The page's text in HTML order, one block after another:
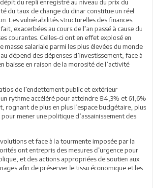
du repli enregistré au niveau du prix du
du taux de change du dinar constitue un réel
Les vulnérabilités structurelles des finances
exacerbées au cours de l’an passé à cause du
courantes. Celles-ci ont en effet explosé en
masse salariale parmi les plus élevées du monde
dépend des dépenses d’investissement, face à
baisse en raison de la morosité de l’activité
de l’endettement public et extérieur
rythme accéléré pour atteindre 84,3% et 61,6%
rognant de plus en plus l’espace budgétaire, plus
pour mener une politique d’assainissement des
et face à la tourmente imposée par la
ont entrepris des mesures d’urgence pour
et des actions appropriées de soutien aux
afin de préserver le tissu économique et les